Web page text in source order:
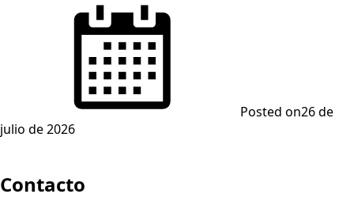
Posted on26 de
julio de 2026
Contacto